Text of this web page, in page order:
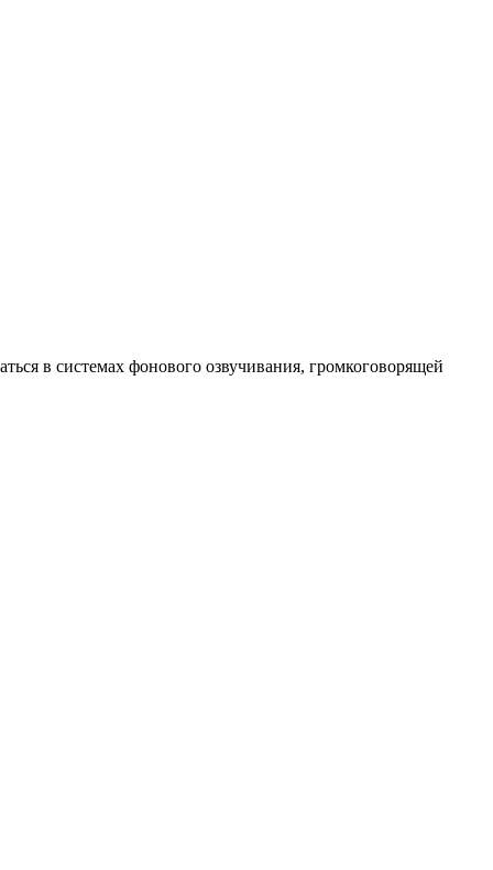
в системах фонового озвучивания, громкоговорящей